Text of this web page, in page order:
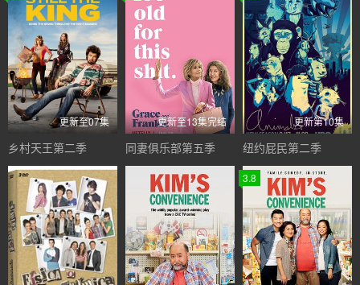
更新至07集
乡村天王第二季
更新至13集完结
同妻俱乐部第五季
更新第10集
纽约屁民第二季
3.8